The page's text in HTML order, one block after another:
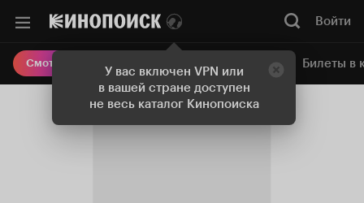
У вас включен VPN или
в вашей стране доступен
не весь каталог Кинопоиска
Войти
Смотреть кино Онлайн-кинотеатр Билеты в